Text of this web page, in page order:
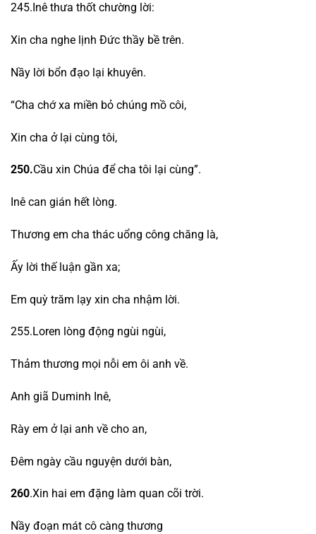
245.Inê thưa thốt chường lời:
Xin cha nghe lịnh Đức thầy bề trên.
Nầy lời bổn đạo lại khuyên.
“Cha chớ xa miền bỏ chúng mồ côi,
Xin cha ở lại cùng tôi,
250.Cầu xin Chúa để cha tôi lại cùng”.
Inê can gián hết lòng.
Thương em cha thác uổng công chăng là,
Ấy lời thế luận gần xa;
Em quỳ trăm lạy xin cha nhậm lời.
255.Loren lòng động ngùi ngùi,
Thảm thương mọi nỗi em ôi anh về.
Anh giã Duminh Inê,
Rày em ở lại anh về cho an,
Đêm ngày cầu nguyện dưới bàn,
260.Xin hai em đặng làm quan cõi trời.
Nầy đoạn mát cô càng thương